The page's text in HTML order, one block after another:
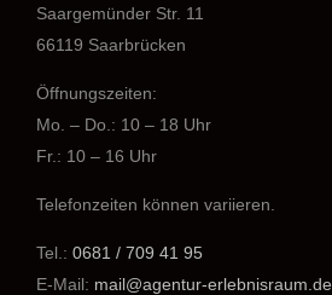
Saargemünder Str. 11
66119 Saarbrücken
Öffnungszeiten:
Mo. – Do.: 10 – 18 Uhr
Fr.: 10 – 16 Uhr
Telefonzeiten können variieren.
Tel.: 0681 / 709 41 95
E-Mail: mail@agentur-erlebnisraum.de